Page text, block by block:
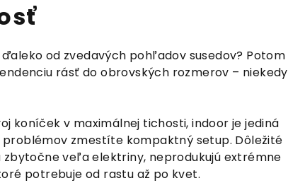
od zvedavých pohľadov susedov? Potom
rásť do obrovských rozmerov – niekedy
koníček v maximálnej tichosti, indoor je jediná
zmestíte kompaktný setup. Dôležité
zbytočne veľa elektriny, neprodukujú extrémne
potrebuje od rastu až po kvet.